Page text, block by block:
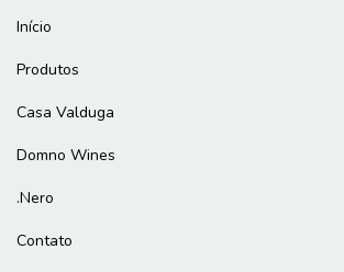
Início
Produtos
Casa Valduga
Domno Wines
.Nero
Contato